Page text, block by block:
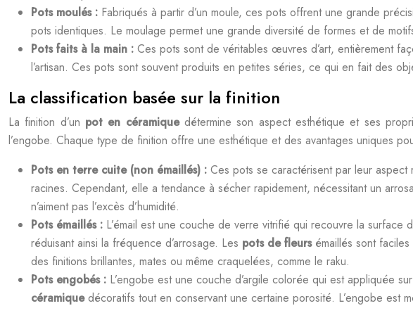
Pots moulés : Fabriqués à partir d’un moule, ces pots offrent une grande
pots identiques. Le moulage permet une grande diversité de formes et de
Pots faits à la main : Ces pots sont de véritables œuvres d’art, entièrement
l’artisan. Ces pots sont souvent produits en petites séries, ce qui en fait des
La classification basée sur la finition
La finition d’un pot en céramique détermine son aspect esthétique et ses
l’engobe. Chaque type de finition offre une esthétique et des avantages uniques
Pots en terre cuite (non émaillés) : Ces pots se caractérisent par leur
racines. Cependant, elle a tendance à sécher rapidement, nécessitant un
n’aiment pas l’excès d’humidité.
Pots émaillés : L’émail est une couche de verre vitrifié qui recouvre la
réduisant ainsi la fréquence d’arrosage. Les pots de fleurs émaillés sont
des finitions brillantes, mates ou même craquelées, comme le raku.
Pots engobés : L’engobe est une couche d’argile colorée qui est appliquée
céramiquedécoratifs tout en conservant une certaine porosité. L’engobe est